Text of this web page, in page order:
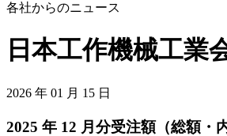
各社からのニュース
日本工作機械工業
2026 年 01 月 15 日
2025 年 12 月分受注額（総額・